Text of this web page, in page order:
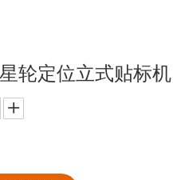
轮定位立式贴标